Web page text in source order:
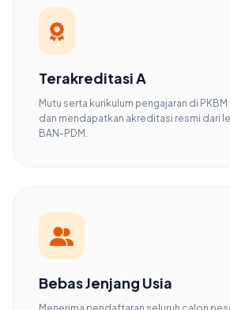
Terakreditasi A
Mutu serta kurikulum pengajaran di PKBM
dan mendapatkan akreditasi resmi dari
BAN-PDM.
Bebas Jenjang Usia